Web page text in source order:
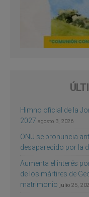
Himno oficial de la
2027 agosto 3, 2026
ONU se pronuncia
desaparecido por la
Aumenta el interés
de los mártires de
matrimonio julio 25,